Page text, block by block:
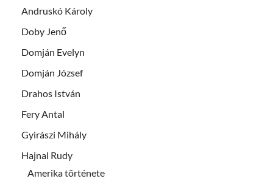
Andruskó Károly
Doby Jenő
Domján Evelyn
Domján József
Drahos István
Fery Antal
Gyirászi Mihály
Hajnal Rudy
Amerika története